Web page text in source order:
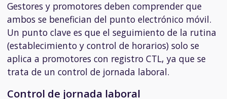
Gestores y promotores deben comprender que
ambos se benefician del punto electrónico móvil.
Un punto clave es que el seguimiento de la rutina
(establecimiento y control de horarios) solo se
aplica a promotores con registro CTL, ya que se
trata de un control de jornada laboral.
Control de jornada laboral